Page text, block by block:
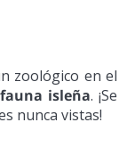
zoológico en el
isleña. ¡Se
nunca vistas!